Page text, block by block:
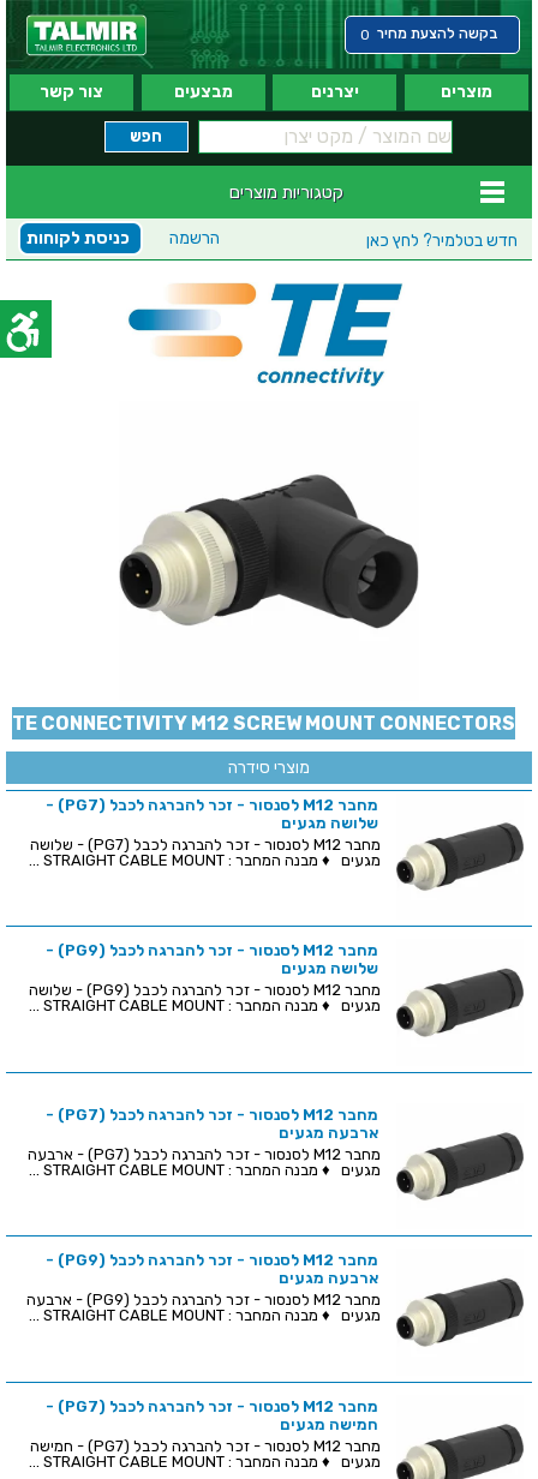
בקשה להצעת מחיר 0
מוצרים יצרנים מבצעים צור קשר
קטגוריות מוצרים
חדש בטלמיר? לחץ כאן כניסת לקוחות הרשמה
TE CONNECTIVITY M12 SCREW MOUNT CONNECTORS
מוצרי סידרה
מחבר M12 לסנסור - זכר להברגה לכבל (PG7) -
שלושה מגעים
מחבר M12 לסנסור - זכר להברגה לכבל (PG7) - שלושה
מגעים ♦ מבנה המחבר : STRAIGHT CABLE MOUNT ...
מחבר M12 לסנסור - זכר להברגה לכבל (PG9) -
שלושה מגעים
מחבר M12 לסנסור - זכר להברגה לכבל (PG9) - שלושה
מגעים ♦ מבנה המחבר : STRAIGHT CABLE MOUNT ...
מחבר M12 לסנסור - זכר להברגה לכבל (PG7) -
ארבעה מגעים
מחבר M12 לסנסור - זכר להברגה לכבל (PG7) - ארבעה
מגעים ♦ מבנה המחבר : STRAIGHT CABLE MOUNT ...
מחבר M12 לסנסור - זכר להברגה לכבל (PG9) -
ארבעה מגעים
מחבר M12 לסנסור - זכר להברגה לכבל (PG9) - ארבעה
מגעים ♦ מבנה המחבר : STRAIGHT CABLE MOUNT ...
מחבר M12 לסנסור - זכר להברגה לכבל (PG7) -
חמישה מגעים
מחבר M12 לסנסור - זכר להברגה לכבל (PG7) - חמישה
מגעים ♦ מבנה המחבר : STRAIGHT CABLE MOUNT ...